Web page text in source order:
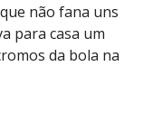
não fana uns
para casa um
da bola na